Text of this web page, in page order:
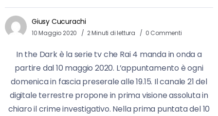
Giusy Cucurachi
10 Maggio 2020 2 Minuti di lettura 0 Commenti
In the Dark è la serie tv che Rai 4 manda in onda a
partire dal 10 maggio 2020. L’appuntamento è ogni
domenica in fascia preserale alle 19.15. Il canale 21 del
digitale terrestre propone in prima visione assoluta in
chiaro il crime investigativo. Nella prima puntata del 10